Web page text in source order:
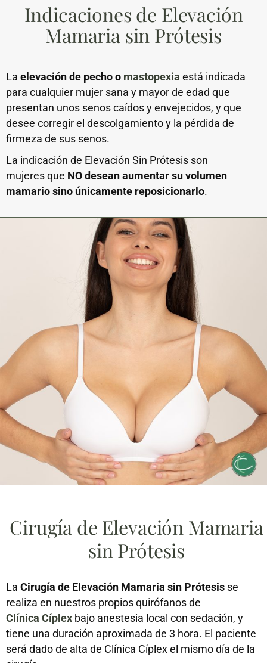
Indicaciones de Elevación
Mamaria sin Prótesis
La elevación de pecho o mastopexia está indicada
para cualquier mujer sana y mayor de edad que
presentan unos senos caídos y envejecidos, y que
desee corregir el descolgamiento y la pérdida de
firmeza de sus senos.
La indicación de Elevación Sin Prótesis son
mujeres que NOdesean aumentar su volumen
mamario sino únicamente reposicionarlo.
Cirugía de Elevación Mamaria
sin Prótesis
La Cirugía de Elevación Mamaria sin Prótesis se
realiza en nuestros propios quirófanos de
Clínica Cíplex bajo anestesia local con sedación, y
tiene una duración aproximada de 3 hora. El paciente
será dado de alta de Clínica Cíplex el mismo día de la